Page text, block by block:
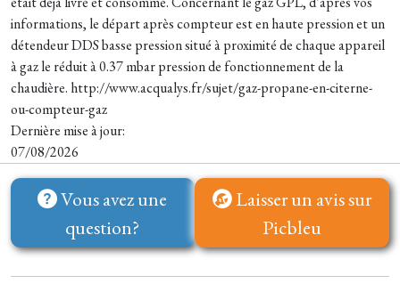
informations, le départ après compteur est en haute pression et un
détendeur DDS basse pression situé à proximité de chaque appareil
à gaz le réduit à 0.37 mbar pression de fonctionnement de la
chaudière. http://www.acqualys.fr/sujet/gaz-propane-en-citerne-
ou-compteur-gaz
Dernière mise à jour:
07/08/2026
Vous avez une
question?
Laisser un avis sur
Picbleu